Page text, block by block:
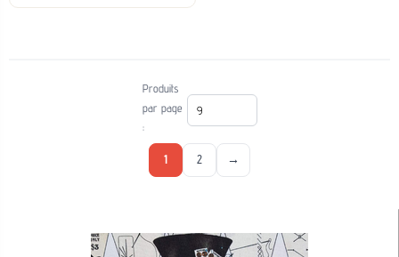
Produits
par page
:
1 2 →